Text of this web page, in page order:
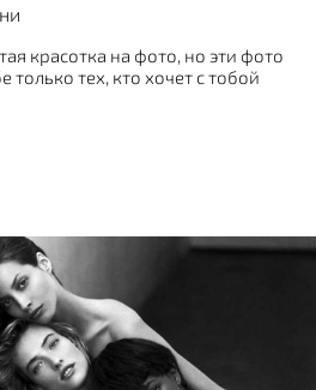
красотка на фото, но эти фото
только тех, кто хочет с тобой